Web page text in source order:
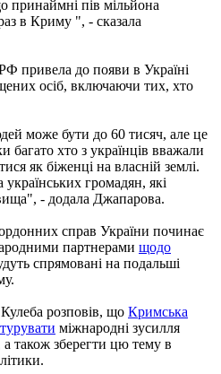
пів мільйона
в Криму ", - сказала
привела до появи в Україні
осіб, включаючи тих, хто
може бути до 60 тисяч, але це
багато хто з українців вважали
як біженці на власній землі.
громадян, які
- додала Джапарова.
справ України починає
партнерами щодо
спрямовані на подальші
розповів, що Кримська
міжнародні зусилля
а також зберегти цю тему в